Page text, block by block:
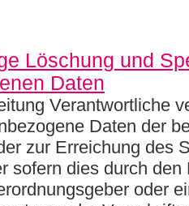
Löschung und
Daten
Verantwortliche
Daten der
zur Erreichung des
sofern dies durch den
oder